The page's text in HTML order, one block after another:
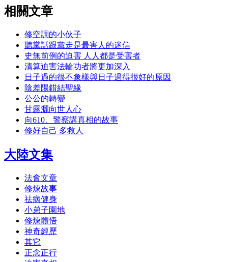
相關文章
修空調的小伙子
聽黨話跟黨走是最害人的迷信
史無前例的迫害 人人都是受害者
清算迫害法輪功者將更加深入
日子過的很不象樣與日子過得很好的原因
陰差陽錯結聖緣
公公的轉變
甘露灑向世人心
向610、警察講真相的故事
修好自己 多救人
大陸文集
法會文章
修煉故事
祛病健身
小弟子園地
修煉體悟
神奇經歷
其它
正念正行